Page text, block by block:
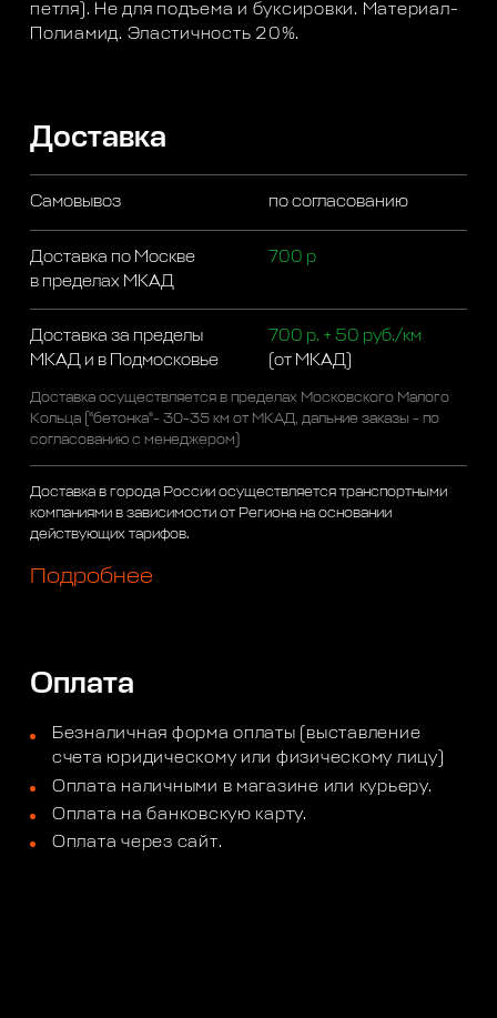
петля). Не для подъема и буксировки. Материал-
Полиамид. Эластичность 20%.
Доставка
Самовывоз по согласованию
Доставка по Москве
в пределах МКАД
700 р
Доставка за пределы
МКАД и в Подмосковье
700 р. + 50 руб./км
(от МКАД)
Доставка осуществляется в пределах Московского Малого
Кольца ("бетонка"- 30-35 км от МКАД, дальние заказы - по
согласованию с менеджером)
Доставка в города России осуществляется транспортными
компаниями в зависимости от Региона на основании
действующих тарифов.
Подробнее
Оплата
Безналичная форма оплаты (выставление
счета юридическому или физическому лицу)
Оплата наличными в магазине или курьеру.
Оплата на банковскую карту.
Оплата через сайт.